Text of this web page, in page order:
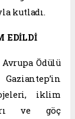
kutladı.
EDİLDİ
Ödülü
iklim
ve göç